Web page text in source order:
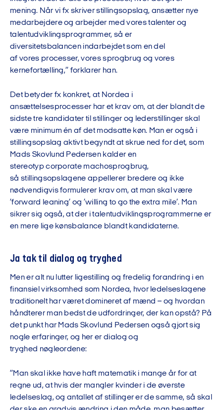
mening. Når vi fx skriver stillingsopslag, ansætter nye
medarbejdereog arbejder med vores talenter og
talentudviklingsprogrammer, så er
diversitetsbalancen indarbejdet som en del
af vores processer,vores sprogbrug og vores
kernefortælling,” forklarer han.
Det betyder fx konkret, at Nordea i
ansættelsesprocesser har et krav om, atder blandt de
sidste tre kandidater til stillinger og lederstillinger skal
være minimum én af det modsatte køn. Man er også i
stillingsopslagaktivt begyndt at skrue ned for det, som
Mads Skovlund Pedersen kalder en
stereotyp corporate machosprogbrug,
så stillingsopslagene appellerer bredere og ikke
nødvendigvis formulerer krav om, at man skal være
’forward leaning’ og ’willing to go the extra mile’. Man
sikrer sig også, at der i talentudviklingsprogrammerne er
en mere lige kønsbalance blandtkandidaterne.
Ja tak til dialog og tryghed
Men er alt nu lutter ligestilling og fredelig forandring i en
finansiel virksomhed som Nordea, hvor ledelseslagene
traditionelt har været domineret af mænd – og hvordan
håndterer man bedst de udfordringer, der kan opstå? På
det punkt har Mads Skovlund Pedersen også gjort sig
nogle erfaringer, og her er dialog og
tryghed nøgleordene:
”Man skal ikke have haft matematik i mange år for at
regne ud, at hvis der mangler kvinder i de øverste
ledelseslag, og antallet af stillinger er de samme, så skal